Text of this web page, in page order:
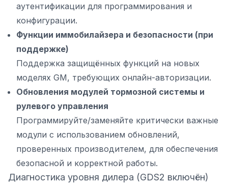
аутентификации для программирования и
конфигурации.
Функции иммобилайзера и безопасности (при
поддержке)
Поддержка защищённых функций на новых
моделях GM, требующих онлайн-авторизации.
Обновления модулей тормозной системы и
рулевого управления
Программируйте/заменяйте критически важные
модули с использованием обновлений,
проверенных производителем, для обеспечения
безопасной и корректной работы.
Диагностика уровня дилера (GDS2 включён)